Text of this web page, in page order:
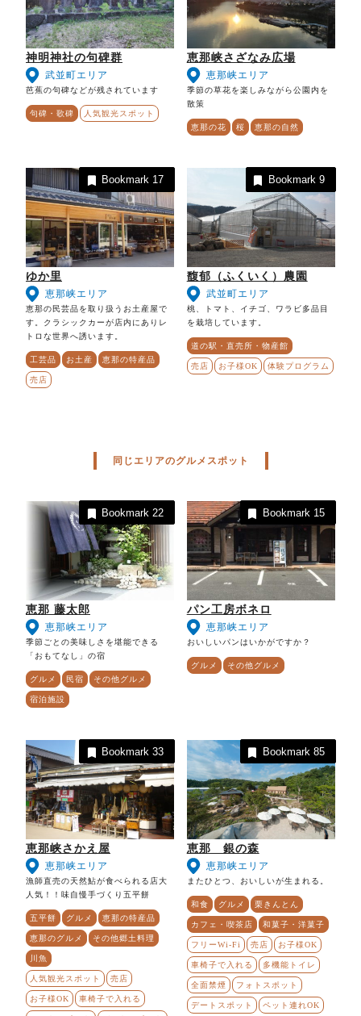
神明神社の句碑群
武並町エリア
芭蕉の句碑などが残されています
句碑・歌碑 人気観光スポット
恵那峡さざなみ広場
恵那峡エリア
季節の草花を楽しみながら公園内を
散策
恵那の花 桜 恵那の自然
ゆか里
恵那峡エリア
恵那の民芸品を取り扱うお土産屋で
す。クラシックカーが店内にありレ
トロな世界へ誘います。
工芸品 お土産 恵那の特産品
売店
Bookmark 17
馥郁（ふくいく）農園
武並町エリア
桃、トマト、イチゴ、ワラビ多品目
を栽培しています。
道の駅・直売所・物産館
売店 お子様OK 体験プログラム
Bookmark 9
同じエリアのグルメスポット
恵那 藤太郎
恵那峡エリア
季節ごとの美味しさを堪能できる
「おもてなし」の宿
グルメ 民宿 その他グルメ
宿泊施設
Bookmark 22
パン工房ボネロ
恵那峡エリア
おいしいパンはいかがですか？
グルメ その他グルメ
Bookmark 15
恵那峡さかえ屋
恵那峡エリア
漁師直売の天然鮎が食べられる店大
人気！！味自慢手づくり五平餅
五平餅 グルメ 恵那の特産品
恵那のグルメ その他郷土料理
川魚
人気観光スポット 売店
お子様OK 車椅子で入れる
Bookmark 33
恵那 銀の森
恵那峡エリア
またひとつ、おいしいが生まれる。
和食 グルメ 栗きんとん
カフェ・喫茶店 和菓子・洋菓子
フリーWi-Fi 売店 お子様OK
車椅子で入れる 多機能トイレ
全面禁煙 フォトスポット
デートスポット ペット連れOK
Bookmark 85